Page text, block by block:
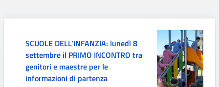
SCUOLE DELL’INFANZIA: lunedì 8
settembre il PRIMO INCONTRO tra
genitori e maestre per le
informazioni di partenza